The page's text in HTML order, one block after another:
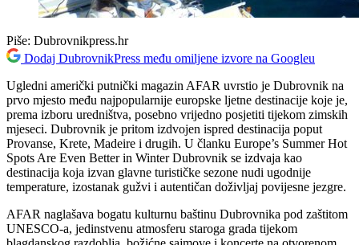
Piše: Dubrovnikpress.hr
Dodaj DubrovnikPress među omiljene izvore na Googleu
Ugledni američki putnički magazin AFAR uvrstio je Dubrovnik na
prvo mjesto među najpopularnije europske ljetne destinacije koje je,
prema izboru uredništva, posebno vrijedno posjetiti tijekom zimskih
mjeseci. Dubrovnik je pritom izdvojen ispred destinacija poput
Provanse, Krete, Madeire i drugih. U članku Europe’s Summer Hot
Spots Are Even Better in Winter Dubrovnik se izdvaja kao
destinacija koja izvan glavne turističke sezone nudi ugodnije
temperature, izostanak gužvi i autentičan doživljaj povijesne jezgre.
AFAR naglašava bogatu kulturnu baštinu Dubrovnika pod zaštitom
UNESCO-a, jedinstvenu atmosferu staroga grada tijekom